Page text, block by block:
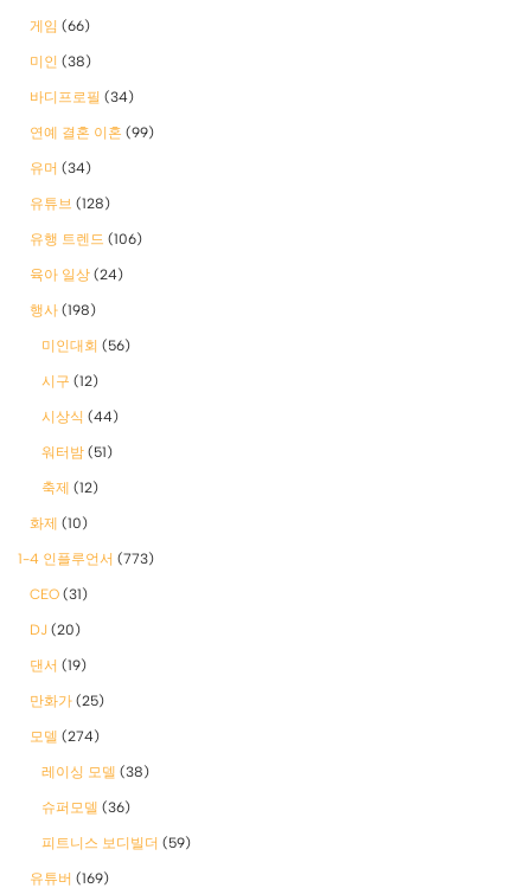
게임 (66)
미인 (38)
바디프로필 (34)
연예 결혼 이혼 (99)
유머 (34)
유튜브 (128)
유행 트렌드 (106)
육아 일상 (24)
행사 (198)
미인대회 (56)
시구 (12)
시상식 (44)
워터밤 (51)
축제 (12)
화제 (10)
1-4 인플루언서 (773)
CEO (31)
DJ (20)
댄서 (19)
만화가 (25)
모델 (274)
레이싱 모델 (38)
슈퍼모델 (36)
피트니스 보디빌더 (59)
유튜버 (169)